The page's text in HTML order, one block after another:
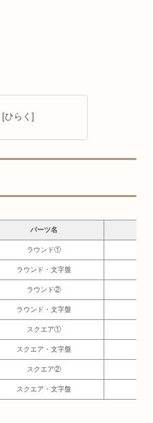
パーツ名
ラウンド①
ラウンド・文字盤
ラウンド②
ラウンド・文字盤
スクエア①
スクエア・文字盤
スクエア②
スクエア・文字盤